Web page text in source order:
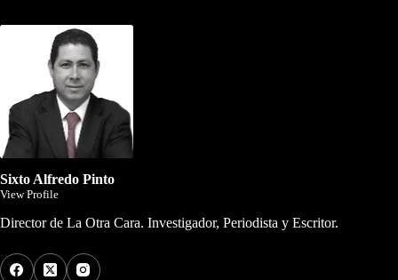
Sixto Alfredo Pinto
View Profile
Director de La Otra Cara. Investigador, Periodista y Escritor.